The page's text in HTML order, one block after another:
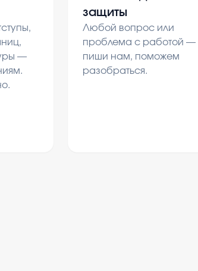
—
защиты
Любой вопрос или
проблема с работой —
пиши нам, поможем
разобраться.